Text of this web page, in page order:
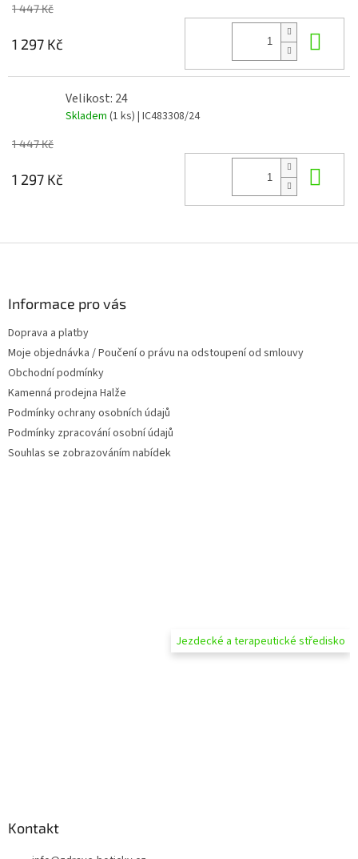
1 447 Kč
1 297 Kč
Velikost: 24
Skladem (1 ks) | IC483308/24
1 447 Kč
1 297 Kč
Informace pro vás
Doprava a platby
Moje objednávka / Poučení o právu na odstoupení od smlouvy
Obchodní podmínky
Kamenná prodejna Halže
Podmínky ochrany osobních údajů
Podmínky zpracování osobní údajů
Souhlas se zobrazováním nabídek
Jezdecké a terapeutické středisko
Kontakt